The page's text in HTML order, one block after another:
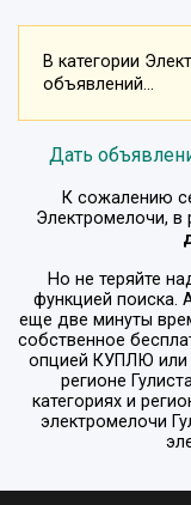
В категории
объявлений...
Дать
К сожалению
Электромелочи, в
Но не теряйте
функцией поиска.
еще две минуты
собственное
опцией КУПЛЮ
регионе
категориях и
электромелочи